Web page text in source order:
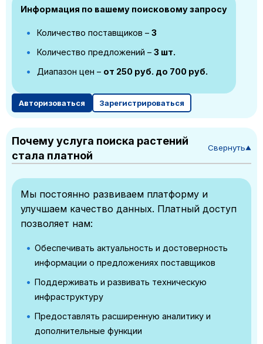
Информация по вашему поисковому запросу
Количество поставщиков – 3
Количество предложений – 3 шт.
Диапазон цен – от 250 руб. до 700 руб.
Авторизоваться Зарегистрироваться
Почему услуга поиска растений
стала платной
Свернуть▼
Мы постоянно развиваем платформу и
улучшаем качество данных. Платный доступ
позволяет нам:
Обеспечивать актуальность и достоверность
информации о предложениях поставщиков
Поддерживать и развивать техническую
инфраструктуру
Предоставлять расширенную аналитику и
дополнительные функции